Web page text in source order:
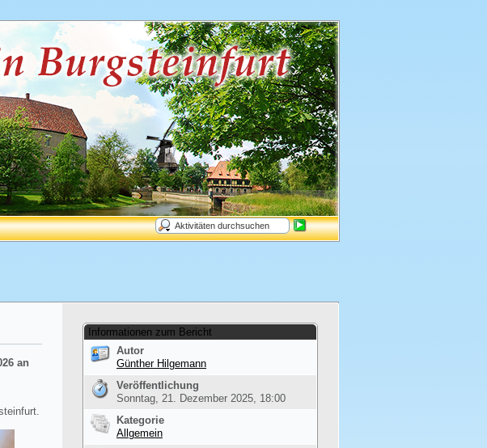
an
Informationen zum Bericht
Autor
Günther Hilgemann
Veröffentlichung
Sonntag, 21. Dezember 2025, 18:00
Kategorie
Allgemein